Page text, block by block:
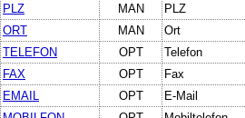
PLZ MAN
PLZ
ORT MAN
Ort
TELEFON OPT
Telefon
FAX OPT
Fax
EMAIL OPT
E-Mail